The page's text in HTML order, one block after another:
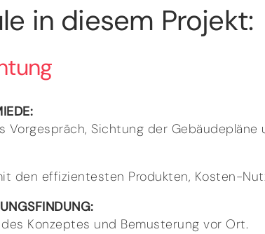
in diesem Projekt:
Vorgespräch, Sichtung der
den effizientesten Produkten, Kosten-
Konzeptes und Bemusterung vor Ort.